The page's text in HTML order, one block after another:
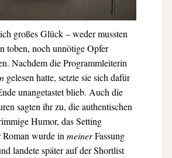
großes Glück – weder mussten
toben, noch unnötige Opfer
Nachdem die Programmleiterin
gelesen hatte, setzte sie sich dafür
unangetastet blieb. Auch die
sagten ihr zu, die authentischen
Humor, das Setting
Roman wurde inmeinerFassung
landete später auf der Shortlist